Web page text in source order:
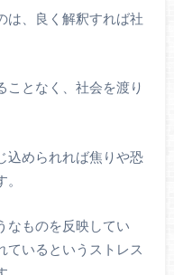
は、良く解釈すれば社
ことなく、社会を渡り
込められれば焦りや恐
なものを反映してい
ているというストレス